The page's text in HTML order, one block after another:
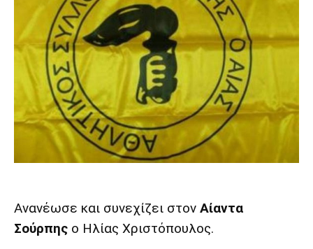
Ανανέωσε και συνεχίζει στον Αίαντα
Σούρπης ο Ηλίας Χριστόπουλος.